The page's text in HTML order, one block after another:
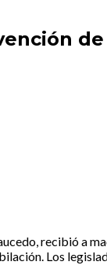
recibió a
Los